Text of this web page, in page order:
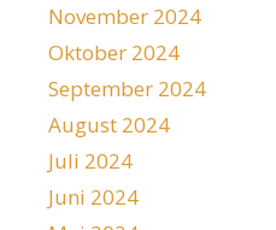
November 2024
Oktober 2024
September 2024
August 2024
Juli 2024
Juni 2024